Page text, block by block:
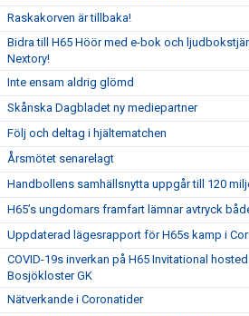
Raskakorven är tillbaka!
Bidra till H65 Höör med e-bok och
Nextory!
Inte ensam aldrig glömd
Skånska Dagbladet ny mediepartner
Följ och deltag i hjältematchen
Årsmötet senarelagt
Handbollens samhällsnytta uppgår till 120
H65’s ungdomars framfart lämnar avtryck
Uppdaterad lägesrapport för H65s kamp i
COVID-19s inverkan på H65 Invitational
Bosjökloster GK
Nätverkande i Coronatider